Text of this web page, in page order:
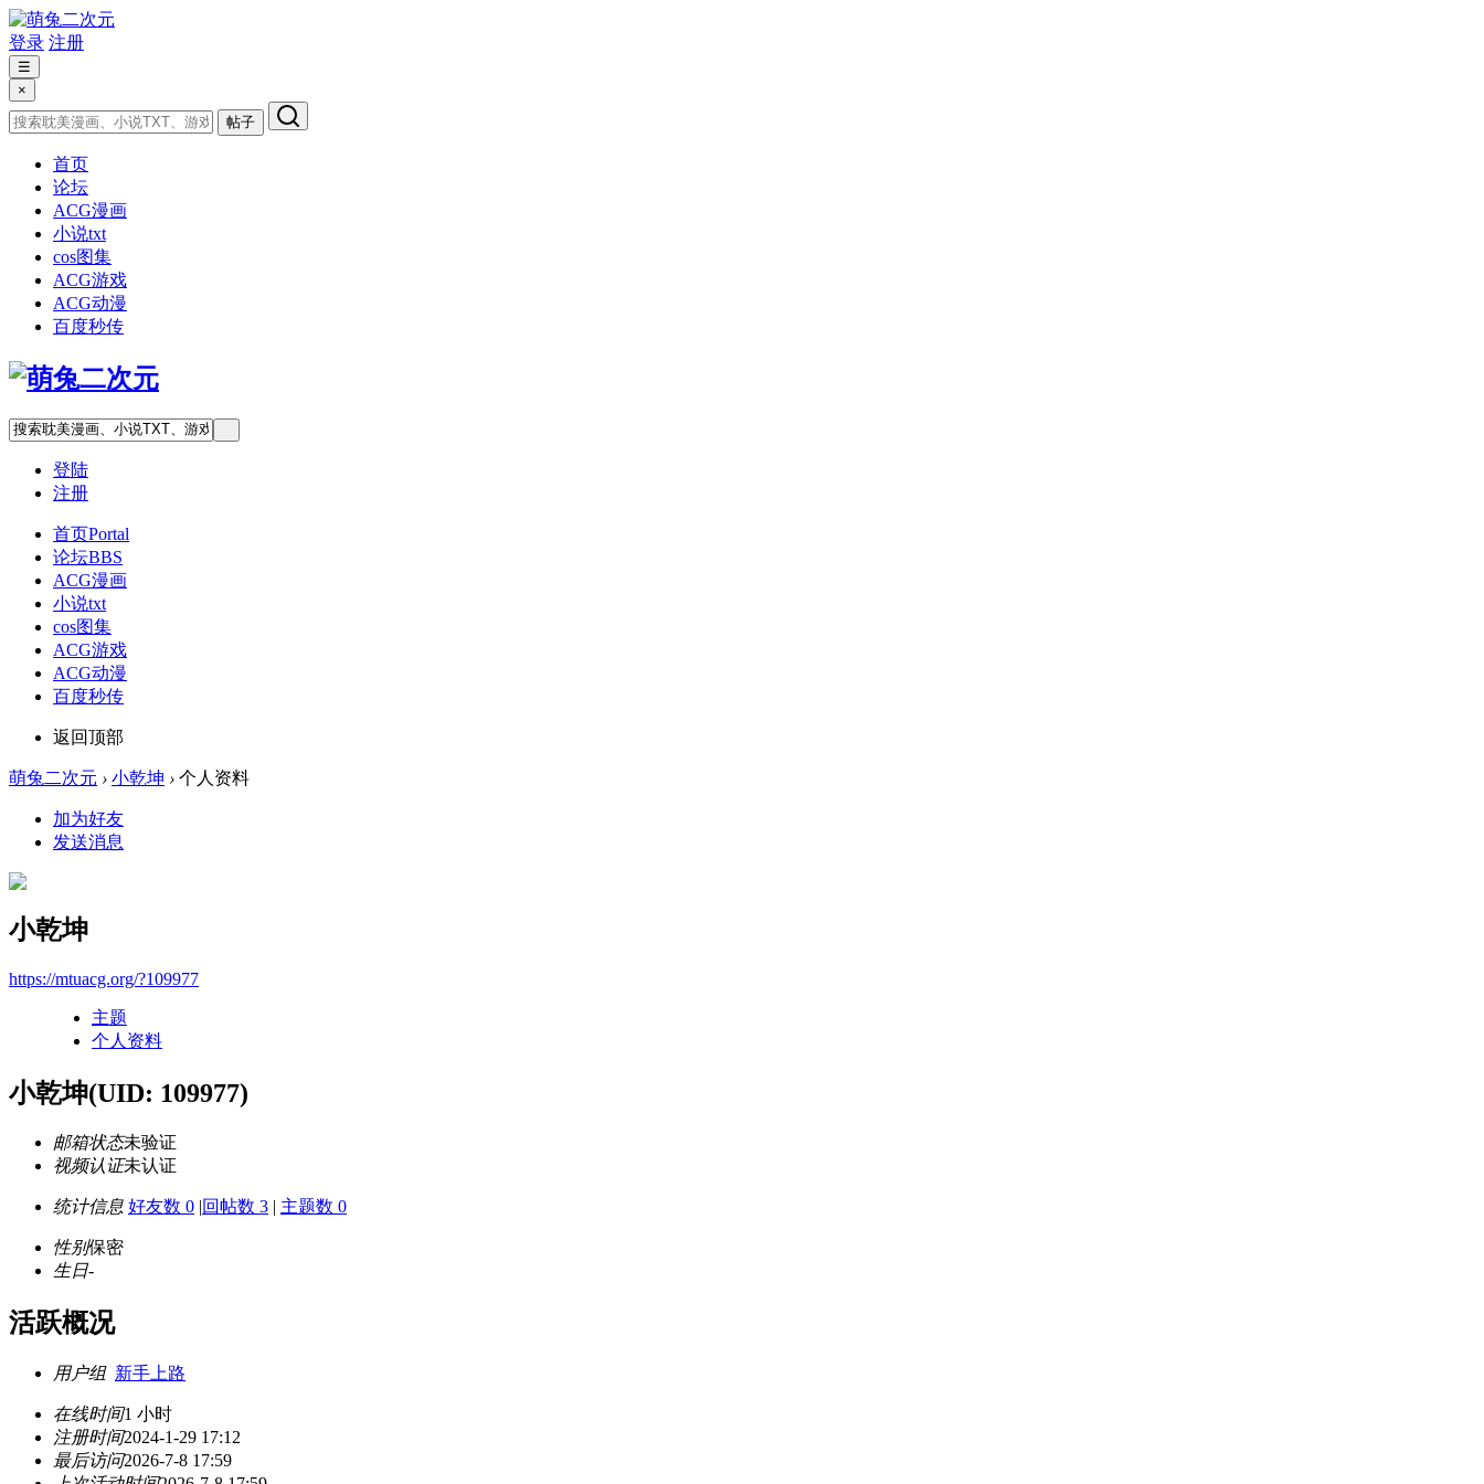
登录 注册
☰
×
帖子
首页
论坛
ACG漫画
小说txt
cos图集
ACG游戏
ACG动漫
百度秒传
登陆
注册
首页Portal
论坛BBS
ACG漫画
小说txt
cos图集
ACG游戏
ACG动漫
百度秒传
返回顶部
萌兔二次元 › 小乾坤 › 个人资料
加为好友
发送消息
小乾坤
https://mtuacg.org/?109977
主题
个人资料
小乾坤(UID: 109977)
邮箱状态未验证
视频认证未认证
统计信息 好友数 0 |回帖数 3 | 主题数 0
性别保密
生日-
活跃概况
用户组 新手上路
在线时间1 小时
注册时间2024-1-29 17:12
最后访问2026-7-8 17:59